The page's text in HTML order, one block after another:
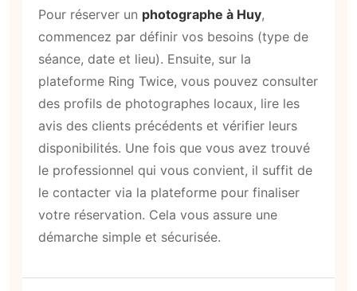
Pour réserver un photographe à Huy,
commencez par définir vos besoins (type de
séance, date et lieu). Ensuite, sur la
plateforme Ring Twice, vous pouvez consulter
des profils de photographes locaux, lire les
avis des clients précédents et vérifier leurs
disponibilités. Une fois que vous avez trouvé
le professionnel qui vous convient, il suffit de
le contacter via la plateforme pour finaliser
votre réservation. Cela vous assure une
démarche simple et sécurisée.